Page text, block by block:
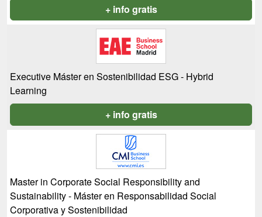
+ info gratis
Executive Máster en Sostenibilidad ESG - Hybrid
Learning
+ info gratis
Master in Corporate Social Responsibility and
Sustainability - Máster en Responsabilidad Social
Corporativa y Sostenibilidad